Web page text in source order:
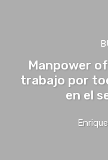
Manpower
trabajo por
en el